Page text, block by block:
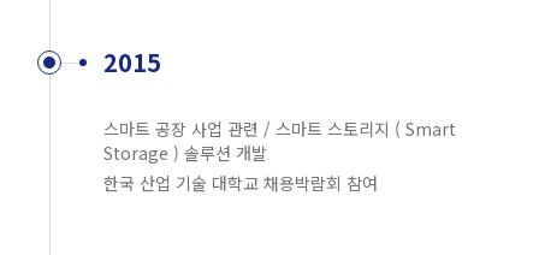
2015
스마트 공장 사업 관련 / 스마트 스토리지 ( Smart
Storage ) 솔루션 개발
한국 산업 기술 대학교 채용박람회 참여